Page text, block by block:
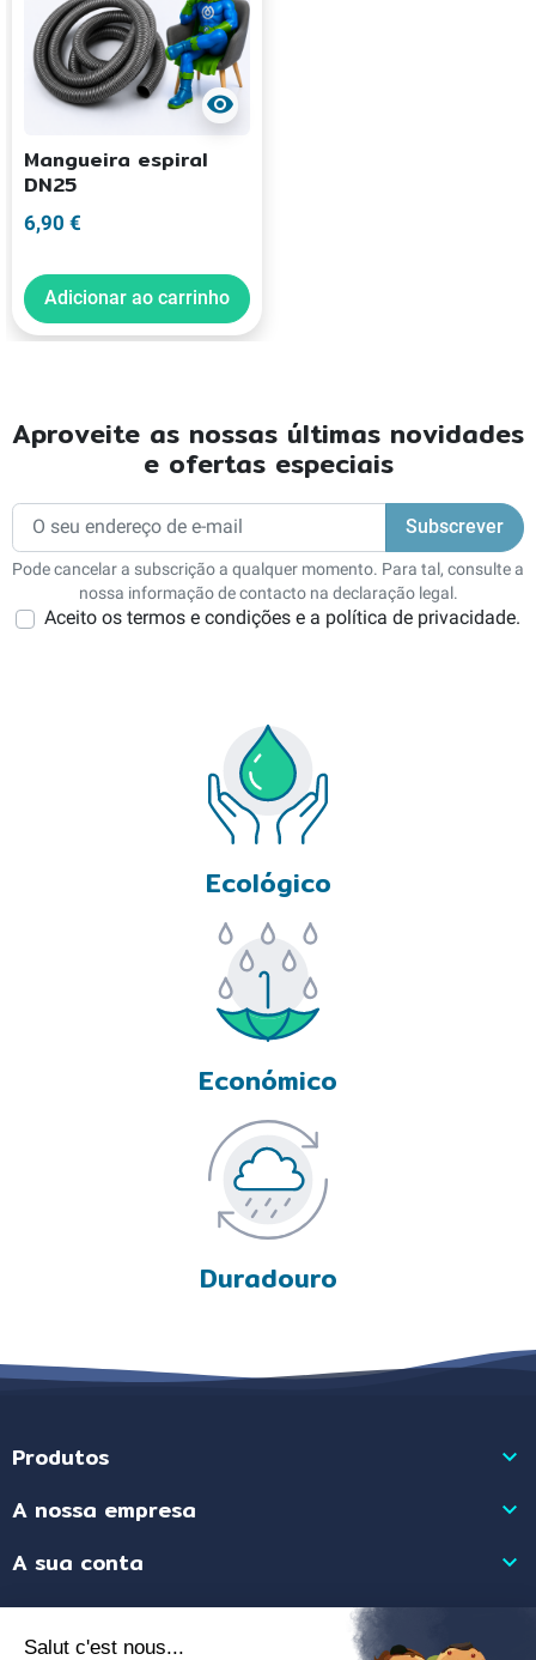
visibility
Mangueira espiral
DN25
6,90 €
Adicionar ao carrinho
Aproveite as nossas últimas novidades
e ofertas especiais
Pode cancelar a subscrição a qualquer momento. Para tal, consulte a
nossa informação de contacto na declaração legal.
Aceito os termos e condições e a política de privacidade.
Ecológico
Económico
Duradouro
Produtos 
A nossa empresa 
A sua conta 
Informação da Loja